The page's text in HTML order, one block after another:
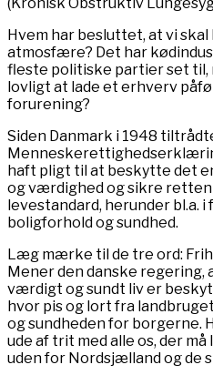
Hvem har besluttet, at vi
atmosfære? Det har
fleste politiske partier set til,
lovligt at lade et erhverv
forurening?
Siden Danmark i 1948
haft pligt til at beskytte det
og værdighed og sikre retten
levestandard, herunder bl.a. i
boligforhold og sundhed.
Læg mærke til de tre ord:
Mener den danske regering,
værdigt og sundt liv er
hvor pis og lort fra
og sundheden for borgerne.
ude af trit med alle os, der
uden for Nordsjælland og de